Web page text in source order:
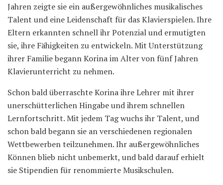
Jahren zeigte sie ein außergewöhnliches musikalisches
Talent und eine Leidenschaft für das Klavierspielen. Ihre
Eltern erkannten schnell ihr Potenzial und ermutigten
sie, ihre Fähigkeiten zu entwickeln. Mit Unterstützung
ihrer Familie begann Korina im Alter von fünf Jahren
Klavierunterricht zu nehmen.
Schon bald überraschte Korina ihre Lehrer mit ihrer
unerschütterlichen Hingabe und ihrem schnellen
Lernfortschritt. Mit jedem Tag wuchs ihr Talent, und
schon bald begann sie an verschiedenen regionalen
Wettbewerben teilzunehmen. Ihr außergewöhnliches
Können blieb nicht unbemerkt, und bald darauf erhielt
sie Stipendien für renommierte Musikschulen.